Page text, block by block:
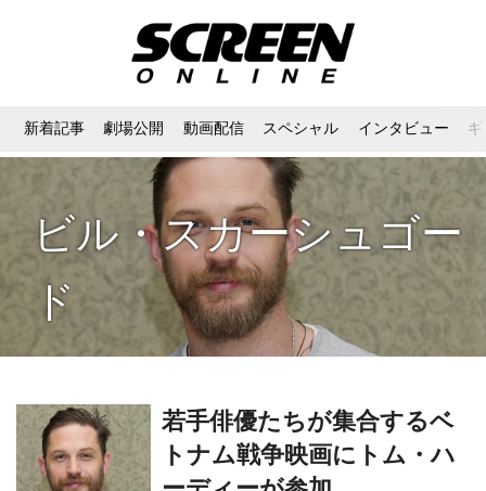
新着記事 劇場公開 動画配信 スペシャル インタビュー
ビル・スカーシュゴー
ド
若手俳優たちが集合するベ
トナム戦争映画にトム・ハ